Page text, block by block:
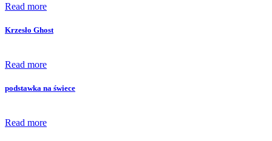
Read more
Krzesło Ghost
Read more
podstawka na świece
Read more